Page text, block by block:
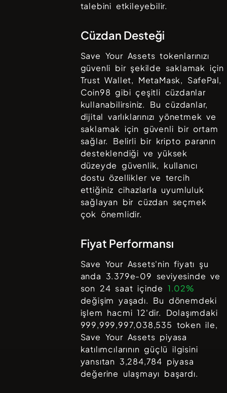
talebini etkileyebilir.
Cüzdan Desteği
Save Your Assets tokenlarınızı
güvenli bir şekilde saklamak için
Trust Wallet, MetaMask, SafePal,
Coin98 gibi çeşitli cüzdanlar
kullanabilirsiniz. Bu cüzdanlar,
dijital varlıklarınızı yönetmek ve
saklamak için güvenli bir ortam
sağlar. Belirli bir kripto paranın
desteklendiği ve yüksek
düzeyde güvenlik, kullanıcı
dostu özellikler ve tercih
ettiğiniz cihazlarla uyumluluk
sağlayan bir cüzdan seçmek
çok önemlidir.
Fiyat Performansı
Save Your Assets'nin fiyatı şu
anda 3.379e-09 seviyesinde ve
son 24 saat içinde 1.02%
değişim yaşadı. Bu dönemdeki
işlem hacmi12'dir. Dolaşımdaki
999,999,997,038,535 token ile,
Save Your Assets piyasa
katılımcılarının güçlü ilgisini
yansıtan 3,284,784 piyasa
değerine ulaşmayı başardı.